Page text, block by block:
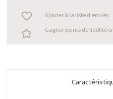
Ajouter à la liste d'envies
Gagner points de fidélité